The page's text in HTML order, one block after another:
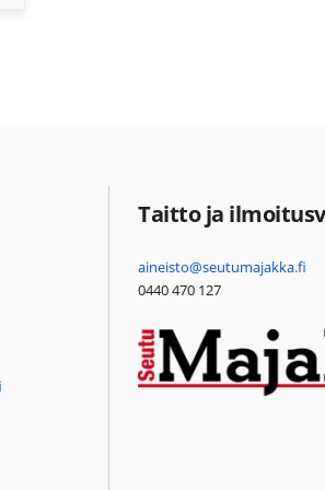
Taitto ja
aineisto@seutumajakka.fi
0440 470 127